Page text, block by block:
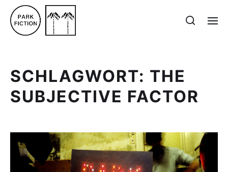
SCHLAGWORT: THE
SUBJECTIVE FACTOR